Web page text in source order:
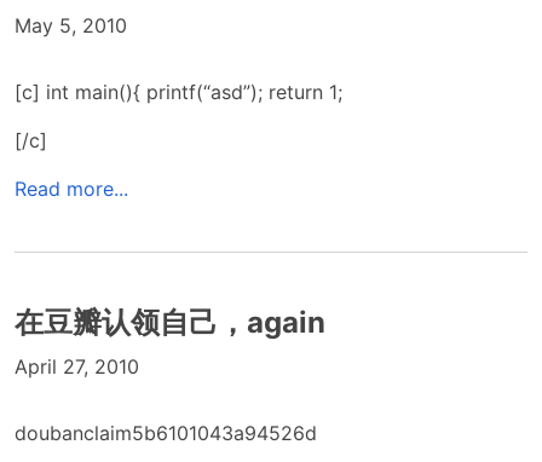
May 5, 2010
[c] int main(){ printf(“asd”); return 1;
[/c]
Read more...
在豆瓣认领自己，again
April 27, 2010
doubanclaim5b6101043a94526d